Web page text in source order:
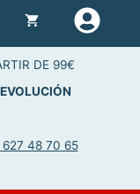
DE 99€
48 70 65